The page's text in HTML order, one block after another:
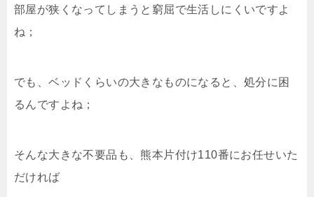
部屋が狭くなってしまうと窮屈で生活しにくいですよ
ね；
でも、ベッドくらいの大きなものになると、処分に困
るんですよね；
そんな大きな不要品も、熊本片付け110番にお任せいた
だければ